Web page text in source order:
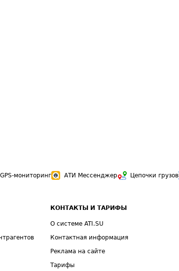
GPS-мониторинг АТИ Мессенджер Цепочки грузов
КОНТАКТЫ И ТАРИФЫ
О системе ATI.SU
Контактная информация
Реклама на сайте
Тарифы